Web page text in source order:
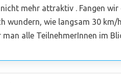
mehr attraktiv . Fangen
wundern, wie langsam 30 km/
alle TeilnehmerInnen im